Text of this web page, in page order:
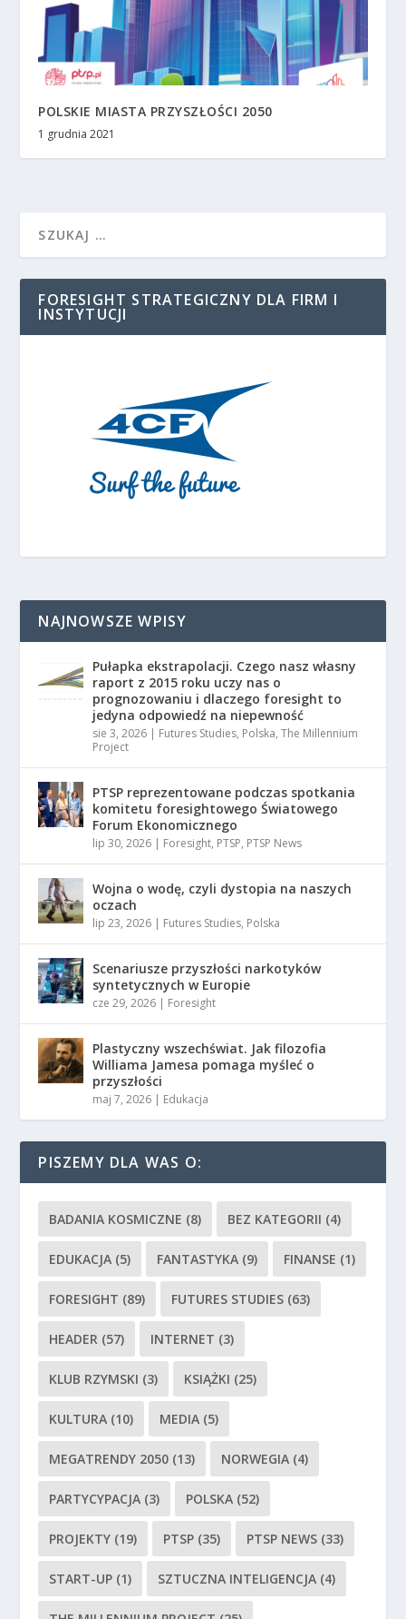
POLSKIE MIASTA PRZYSZŁOŚCI 2050
1 grudnia 2021
FORESIGHT STRATEGICZNY DLA FIRM I
INSTYTUCJI
NAJNOWSZE WPISY
Pułapka ekstrapolacji. Czego nasz własny
raport z 2015 roku uczy nas o
prognozowaniu i dlaczego foresight to
jedyna odpowiedź na niepewność
sie 3, 2026 | Futures Studies, Polska,The Millennium
Project
PTSP reprezentowane podczas spotkania
komitetu foresightowego Światowego
Forum Ekonomicznego
lip 30, 2026 | Foresight, PTSP, PTSP News
Wojna o wodę, czyli dystopia na naszych
oczach
lip 23, 2026 | Futures Studies, Polska
Scenariusze przyszłości narkotyków
syntetycznych w Europie
cze 29, 2026 | Foresight
Plastyczny wszechświat. Jak filozofia
Williama Jamesa pomaga myśleć o
przyszłości
maj 7, 2026 | Edukacja
PISZEMY DLA WAS O:
BADANIA KOSMICZNE (8) BEZ KATEGORII (4)
EDUKACJA (5) FANTASTYKA (9) FINANSE (1)
FORESIGHT (89) FUTURES STUDIES (63)
HEADER (57) INTERNET (3)
KLUB RZYMSKI (3) KSIĄŻKI (25)
KULTURA (10) MEDIA (5)
MEGATRENDY 2050 (13) NORWEGIA (4)
PARTYCYPACJA (3) POLSKA (52)
PROJEKTY (19) PTSP (35) PTSP NEWS (33)
START-UP (1) SZTUCZNA INTELIGENCJA (4)